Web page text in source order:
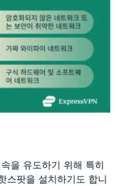
을 유도하기 위해 특히
스팟을 설치하기도 합니